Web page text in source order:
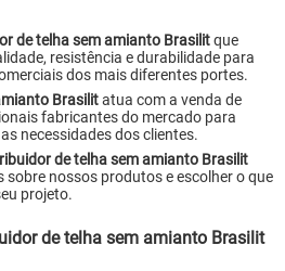
de telha sem amianto Brasilitque
resistência e durabilidade para
dos mais diferentes portes.
Brasilitatua com a venda de
fabricantes do mercado para
necessidades dos clientes.
de telha sem amianto Brasilit
nossos produtos e escolher o que
projeto.
de telha sem amianto Brasilit